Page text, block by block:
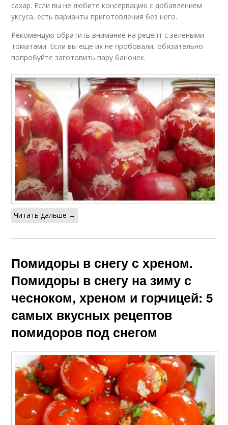
сахар. Если вы не любите консервацию с добавлением
уксуса, есть варианты приготовления без него.
Рекомендую обратить внимание на рецепт с зелеными
томатами. Если вы еще их не пробовали, обязательно
попробуйте заготовить пару баночек.
Читать дальше →
Помидоры в снегу с хреном.
Помидоры в снегу на зиму с
чесноком, хреном и горчицей: 5
самых вкусных рецептов
помидоров под снегом